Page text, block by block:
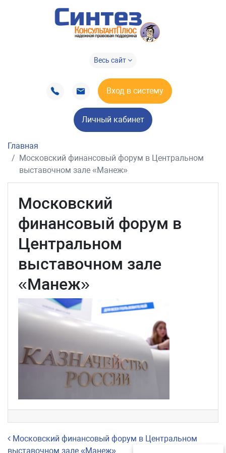
Весь сайт
Вход в систему
Личный кабинет
Главная
Московский финансовый форум в Центральном
выставочном зале «Манеж»
Московский
финансовый форум в
Центральном
выставочном зале
«Манеж»
Навигация по записям
Московский финансовый форум в Центральном
выставочном зале «Манеж»